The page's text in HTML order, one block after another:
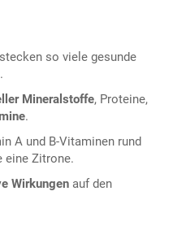
so viele gesunde
Mineralstoffe, Proteine,
.
A und B-Vitaminen rund
eine Zitrone.
Wirkungen auf den